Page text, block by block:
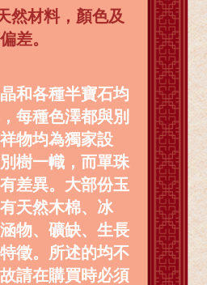
然材料，顏色及
差。
和各種半寶石均
每種色澤都與別
物均為獨家設
樹一幟，而單珠
差異。大部份玉
天然木棉、冰
物、礦缺、生長
徵。所述的均不
請在購買時必須